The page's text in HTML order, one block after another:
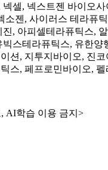
셀, 넥스트젠 바이오
젠, 사이러스 테라
, 아피셀테라퓨틱스,
스테라퓨틱스, 유한
션, 지투지바이오, 진
스, 페프로민바이오,
AI학습 이용 금지>